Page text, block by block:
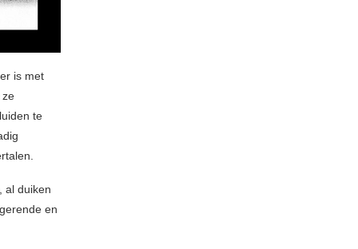
is met
ze
te
al duiken
en